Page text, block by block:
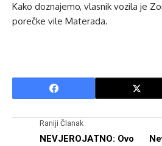
Kako doznajemo, vlasnik vozila je
porečke vile Materada.
Raniji Članak
NEVJEROJATNO: Ovo